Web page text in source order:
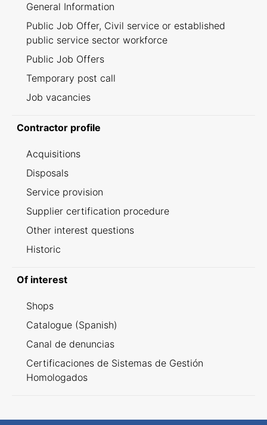
General Information
Public Job Offer, Civil service or established
public service sector workforce
Public Job Offers
Temporary post call
Job vacancies
Contractor profile
Acquisitions
Disposals
Service provision
Supplier certification procedure
Other interest questions
Historic
Of interest
Shops
Catalogue (Spanish)
Canal de denuncias
Certificaciones de Sistemas de Gestión
Homologados